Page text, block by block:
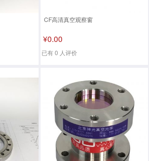
CF高清真空观察窗
¥0.00
已有 0 人评价